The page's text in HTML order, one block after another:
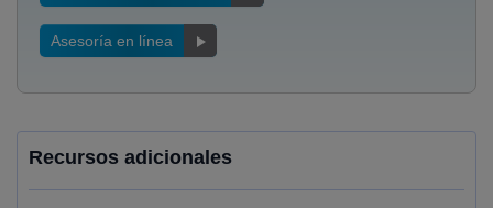
Asesoría en línea
Recursos adicionales